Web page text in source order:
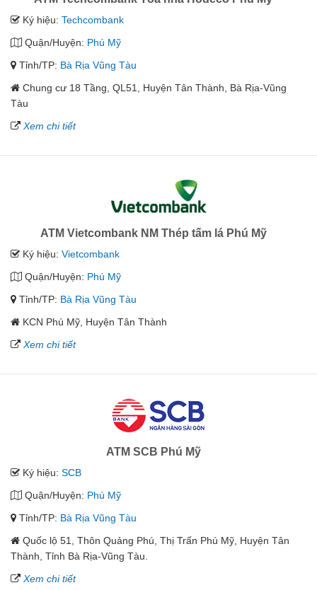
Ký hiệu: Techcombank
Quận/Huyện: Phú Mỹ
Tỉnh/TP: Bà Rịa Vũng Tàu
Chung cư 18 Tầng, QL51, Huyện Tân Thành, Bà Rịa-Vũng
Tàu
Xem chi tiết
ATM Vietcombank NM Thép tấm lá Phú Mỹ
Ký hiệu: Vietcombank
Quận/Huyện: Phú Mỹ
Tỉnh/TP: Bà Rịa Vũng Tàu
KCN Phú Mỹ, Huyện Tân Thành
Xem chi tiết
ATM SCB Phú Mỹ
Ký hiệu: SCB
Quận/Huyện: Phú Mỹ
Tỉnh/TP: Bà Rịa Vũng Tàu
Quốc lộ 51, Thôn Quảng Phú, Thị Trấn Phú Mỹ, Huyện Tân
Thành, Tỉnh Bà Rịa-Vũng Tàu.
Xem chi tiết